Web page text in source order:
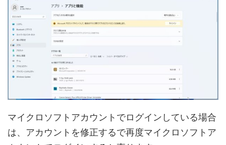
マイクロソフトアカウントでログインしている場合
は、アカウントを修正するで再度マイクロソフトア